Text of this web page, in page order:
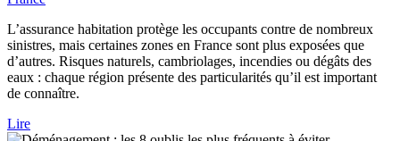
L’assurance habitation protège les occupants contre de nombreux
sinistres, mais certaines zones en France sont plus exposées que
d’autres. Risques naturels, cambriolages, incendies ou dégâts des
eaux : chaque région présente des particularités qu’il est important
de connaître.
Lire